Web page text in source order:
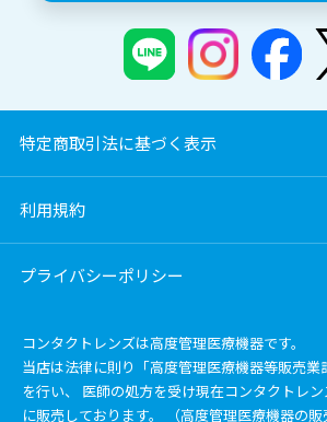
特定商取引法に基づく表示
利用規約
プライバシーポリシー
コンタクトレンズは高度管理医療機器です。
当店は法律に則り「高度管理医療機器等販売業
を行い、 医師の処方を受け現在コンタクトレ
に販売しております。 （高度管理医療機器の